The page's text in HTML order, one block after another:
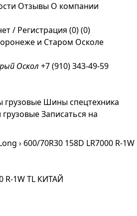
Отзывы О компании
/ Регистрация (0)(0)
Оскол +7 (910) 343-49-59
Шины спецтехника
грузовыеЗаписаться на
› 600/70R30 158D LR7000 R-1W
R-1W TL КИТАЙ